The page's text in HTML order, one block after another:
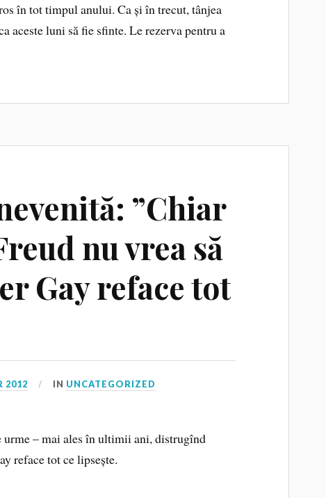
în tot timpul anului. Ca și în trecut, tânjea
aceste luni să fie sfinte. Le rezerva pentru a
”Chiar
nu vrea să
Gay reface tot
2012 IN UNCATEGORIZED
urme – mai ales în ultimii ani, distrugînd
reface tot ce lipsește.